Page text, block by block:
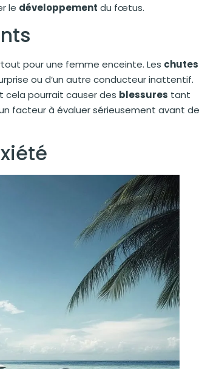
le développement du fœtus.
pour une femme enceinte. Les chutes
ou d’un autre conducteur inattentif.
cela pourrait causer des blessures tant
facteur à évaluer sérieusement avant de